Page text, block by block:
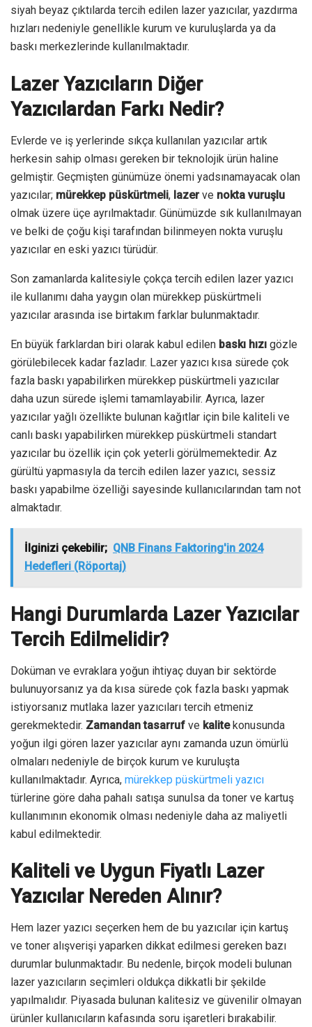
siyah beyaz çıktılarda tercih edilen lazer yazıcılar, yazdırma
hızları nedeniyle genellikle kurum ve kuruluşlarda ya da
baskı merkezlerinde kullanılmaktadır.
Lazer Yazıcıların Diğer
Yazıcılardan Farkı Nedir?
Evlerde ve iş yerlerinde sıkça kullanılan yazıcılar artık
herkesin sahip olması gereken bir teknolojik ürün haline
gelmiştir. Geçmişten günümüze önemi yadsınamayacak olan
yazıcılar; mürekkep püskürtmeli, lazerve nokta vuruşlu
olmak üzere üçe ayrılmaktadır. Günümüzde sık kullanılmayan
ve belki de çoğu kişi tarafından bilinmeyen nokta vuruşlu
yazıcılar en eski yazıcı türüdür.
Son zamanlarda kalitesiyle çokça tercih edilen lazer yazıcı
ile kullanımı daha yaygın olan mürekkep püskürtmeli
yazıcılar arasında ise birtakım farklar bulunmaktadır.
En büyük farklardan biri olarak kabul edilen baskı hızı gözle
görülebilecek kadar fazladır. Lazer yazıcı kısa sürede çok
fazla baskı yapabilirken mürekkep püskürtmeli yazıcılar
daha uzun sürede işlemi tamamlayabilir. Ayrıca, lazer
yazıcılar yağlı özellikte bulunan kağıtlar için bile kaliteli ve
canlı baskı yapabilirken mürekkep püskürtmeli standart
yazıcılar bu özellik için çok yeterli görülmemektedir. Az
gürültü yapmasıyla da tercih edilen lazer yazıcı, sessiz
baskı yapabilme özelliği sayesinde kullanıcılarından tam not
almaktadır.
İlginizi çekebilir; QNB Finans Faktoring'in 2024
Hedefleri (Röportaj)
Hangi Durumlarda Lazer Yazıcılar
Tercih Edilmelidir?
Doküman ve evraklara yoğun ihtiyaç duyan bir sektörde
bulunuyorsanız ya da kısa sürede çok fazla baskı yapmak
istiyorsanız mutlaka lazer yazıcıları tercih etmeniz
gerekmektedir. Zamandan tasarruf ve kalitekonusunda
yoğun ilgi gören lazer yazıcılar aynı zamanda uzun ömürlü
olmaları nedeniyle de birçok kurum ve kuruluşta
kullanılmaktadır. Ayrıca, mürekkep püskürtmeli yazıcı
türlerine göre daha pahalı satışa sunulsa da toner ve kartuş
kullanımının ekonomik olması nedeniyle daha az maliyetli
kabul edilmektedir.
Kaliteli ve Uygun Fiyatlı Lazer
Yazıcılar Nereden Alınır?
Hem lazer yazıcı seçerken hem de bu yazıcılar için kartuş
ve toner alışverişi yaparken dikkat edilmesi gereken bazı
durumlar bulunmaktadır. Bu nedenle, birçok modeli bulunan
lazer yazıcıların seçimleri oldukça dikkatli bir şekilde
yapılmalıdır. Piyasada bulunan kalitesiz ve güvenilir olmayan
ürünler kullanıcıların kafasında soru işaretleri bırakabilir.